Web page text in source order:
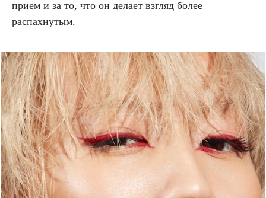
прием и за то, что он делает взгляд более
распахнутым.